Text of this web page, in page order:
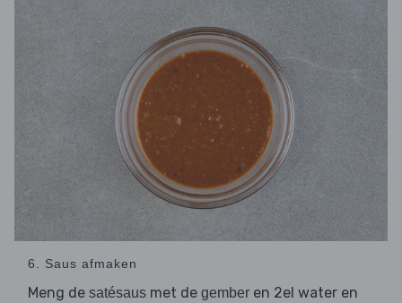
6. Saus afmaken
Meng de satésaus met de gember en 2el water en